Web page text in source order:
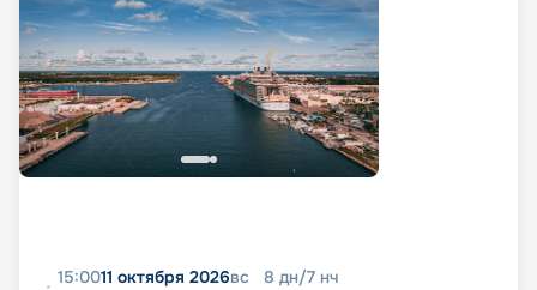
15:0011 октября 2026вс 8 дн/7 нч